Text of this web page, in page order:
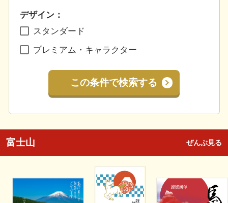
デザイン：
スタンダード
プレミアム・キャラクター
この条件で検索する
富士山 ぜんぶ見る